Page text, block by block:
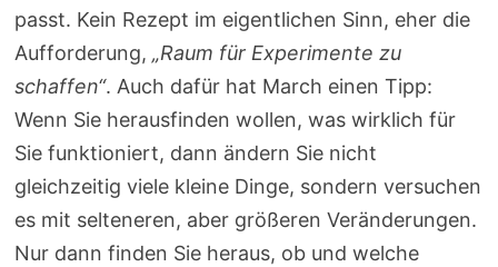
passt. Kein Rezept im eigentlichen Sinn, eher die
Aufforderung,„Raum für Experimente zu
schaffen“. Auch dafür hat March einen Tipp:
Wenn Sie herausfinden wollen, was wirklich für
Sie funktioniert, dann ändern Sie nicht
gleichzeitig viele kleine Dinge, sondern versuchen
es mit selteneren, aber größeren Veränderungen.
Nur dann finden Sie heraus, ob und welche